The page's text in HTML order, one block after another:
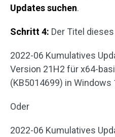
Updates suchen.
Schritt 4: Der Titel
2022-06 Kumulatives
Version 21H2 für x64-
(KB5014699) in Windows
Oder
2022-06 Kumulatives